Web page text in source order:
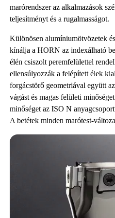
marórendszer az alkalmazások
teljesítményt és a rugalmasságot.
Különösen alumíniumötvözetek
kínálja a HORN az indexálható
élén csiszolt peremfelülettel
ellensúlyozzák a felépített élek
forgácstörő geometriával együtt
vágást és magas felületi
minőséget az ISO N
A betétek minden marótest-